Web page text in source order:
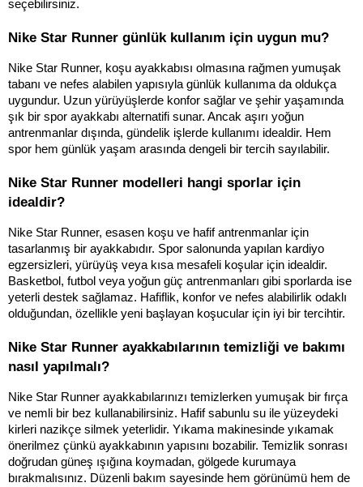
seçebilirsiniz.
Nike Star Runner günlük kullanım için uygun mu?
Nike Star Runner, koşu ayakkabısı olmasına rağmen yumuşak
tabanı ve nefes alabilen yapısıyla günlük kullanıma da oldukça
uygundur. Uzun yürüyüşlerde konfor sağlar ve şehir yaşamında
şık bir spor ayakkabı alternatifi sunar. Ancak aşırı yoğun
antrenmanlar dışında, gündelik işlerde kullanımı idealdir. Hem
spor hem günlük yaşam arasında dengeli bir tercih sayılabilir.
Nike Star Runner modelleri hangi sporlar için
idealdir?
Nike Star Runner, esasen koşu ve hafif antrenmanlar için
tasarlanmış bir ayakkabıdır. Spor salonunda yapılan kardiyo
egzersizleri, yürüyüş veya kısa mesafeli koşular için idealdir.
Basketbol, futbol veya yoğun güç antrenmanları gibi sporlarda ise
yeterli destek sağlamaz. Hafiflik, konfor ve nefes alabilirlik odaklı
olduğundan, özellikle yeni başlayan koşucular için iyi bir tercihtir.
Nike Star Runner ayakkabılarının temizliği ve bakımı
nasıl yapılmalı?
Nike Star Runner ayakkabılarınızı temizlerken yumuşak bir fırça
ve nemli bir bez kullanabilirsiniz. Hafif sabunlu su ile yüzeydeki
kirleri nazikçe silmek yeterlidir. Yıkama makinesinde yıkamak
önerilmez çünkü ayakkabının yapısını bozabilir. Temizlik sonrası
doğrudan güneş ışığına koymadan, gölgede kurumaya
bırakmalısınız. Düzenli bakım sayesinde hem görünümü hem de